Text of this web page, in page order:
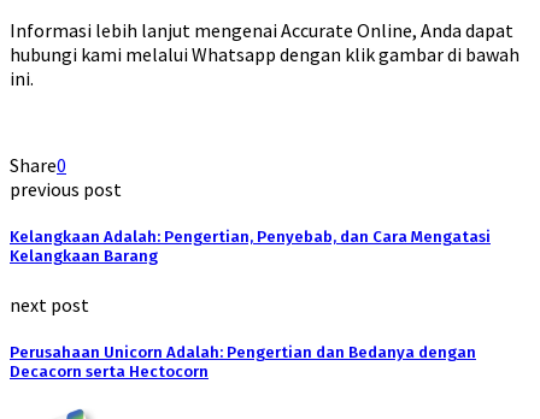
Informasi lebih lanjut mengenai Accurate Online, Anda dapat
hubungi kami melalui Whatsapp dengan klik gambar di bawah
ini.
Share0
previous post
Kelangkaan Adalah: Pengertian, Penyebab, dan Cara Mengatasi
Kelangkaan Barang
next post
Perusahaan Unicorn Adalah: Pengertian dan Bedanya dengan
Decacorn serta Hectocorn